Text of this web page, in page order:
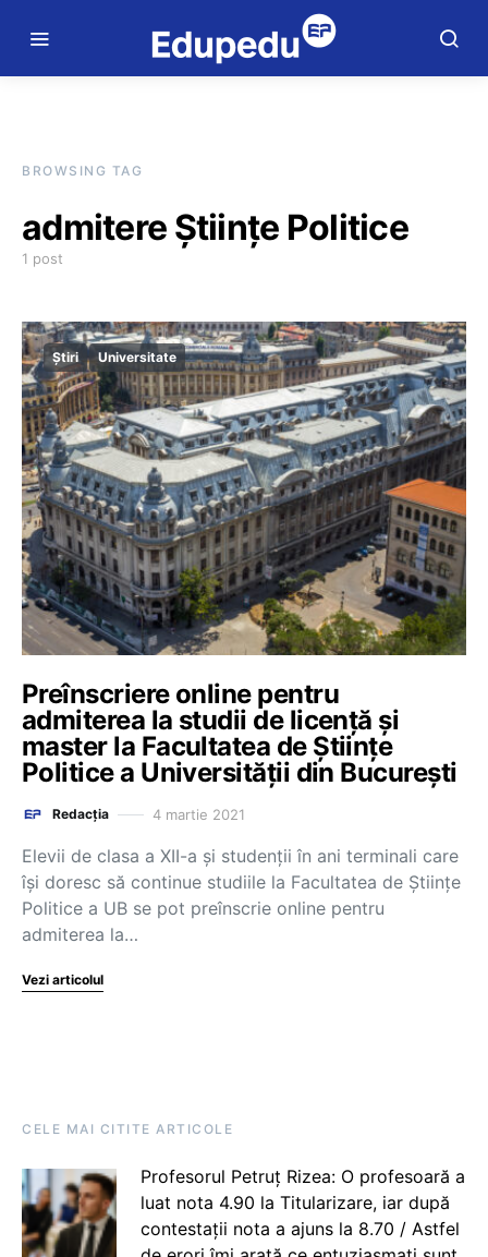
BROWSING TAG
admitere Științe Politice
1 post
Știri Universitate
Preînscriere online pentru
admiterea la studii de licență și
master la Facultatea de Științe
Politice a Universității din București
Redacția 4 martie 2021
Elevii de clasa a XII-a și studenții în ani terminali care
își doresc să continue studiile la Facultatea de Științe
Politice a UB se pot preînscrie online pentru
admiterea la…
Vezi articolul
CELE MAI CITITE ARTICOLE
Profesorul Petruț Rizea: O profesoară a
luat nota 4.90 la Titularizare, iar după
contestații nota a ajuns la 8.70 / Astfel